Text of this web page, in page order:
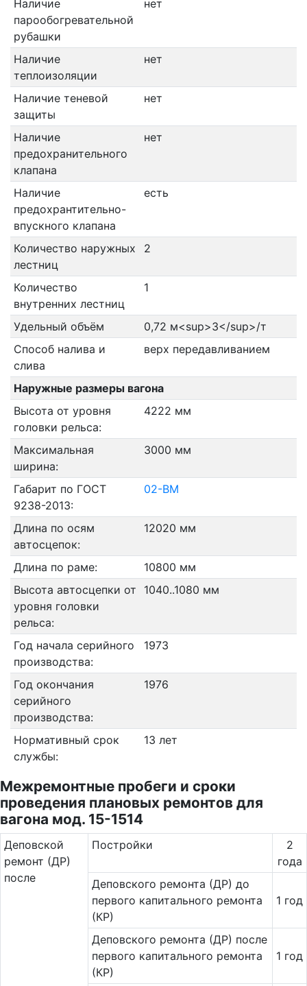
Наличие
парообогревательной
рубашки
нет
Наличие
теплоизоляции
нет
Наличие теневой
защиты
нет
Наличие
предохранительного
клапана
нет
Наличие
предохрантительно-
впускного клапана
есть
Количество наружных
лестниц
2
Количество
внутренних лестниц
1
Удельный объём
0,72 м<sup>3</sup>/т
Способ налива и
слива
верх передавливанием
Наружные размеры вагона
Высота от уровня
головки рельса:
4222 мм
Максимальная
ширина:
3000 мм
Габарит по ГОСТ
9238-2013:
02-ВМ
Длина по осям
автосцепок:
12020 мм
Длина по раме:
10800 мм
Высота автосцепки от
уровня головки
рельса:
1040..1080 мм
Год начала серийного
производства:
1973
Год окончания
серийного
производства:
1976
Нормативный срок
службы:
13 лет
Межремонтные пробеги и сроки
проведения плановых ремонтов для
вагона мод. 15-1514
Де­повс­кой
ремонт (ДР)
после
Постройки
2
года
Деповского ремонта (ДР) до
первого капитального ремонта
(КР)
1 год
Деповского ремонта (ДР) после
первого капитального ремонта
(КР)
1 год